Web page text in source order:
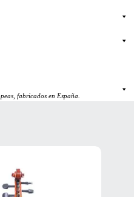
fabricados en España.